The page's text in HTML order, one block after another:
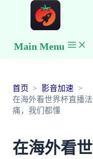
Main Menu
首页
影音加速
在海外看世界杯直播
痛，我们都懂
在海外看